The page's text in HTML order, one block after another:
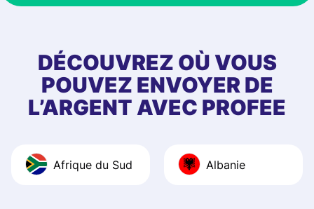
first started
app, and they
quick to provide
and helpful
Recommend it!
DÉCOUVREZ OÙ VOUS
POUVEZ ENVOYER DE
L’ARGENT AVEC PROFEE
Afrique du Sud Albanie